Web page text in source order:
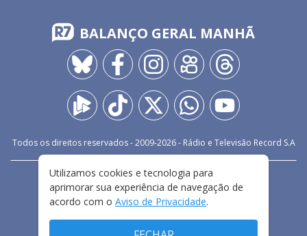
BALANÇO GERAL MANHÃ
Todos os direitos reservados - 2009-2026- Rádio e Televisão Record S.A
FALE CONOSCO
PRIVACIDADE
TERMOS E CONDIÇÕES DE USO
Utilizamos cookies e tecnologia para
aprimorar sua experiência de navegação de
acordo com o Aviso de Privacidade.